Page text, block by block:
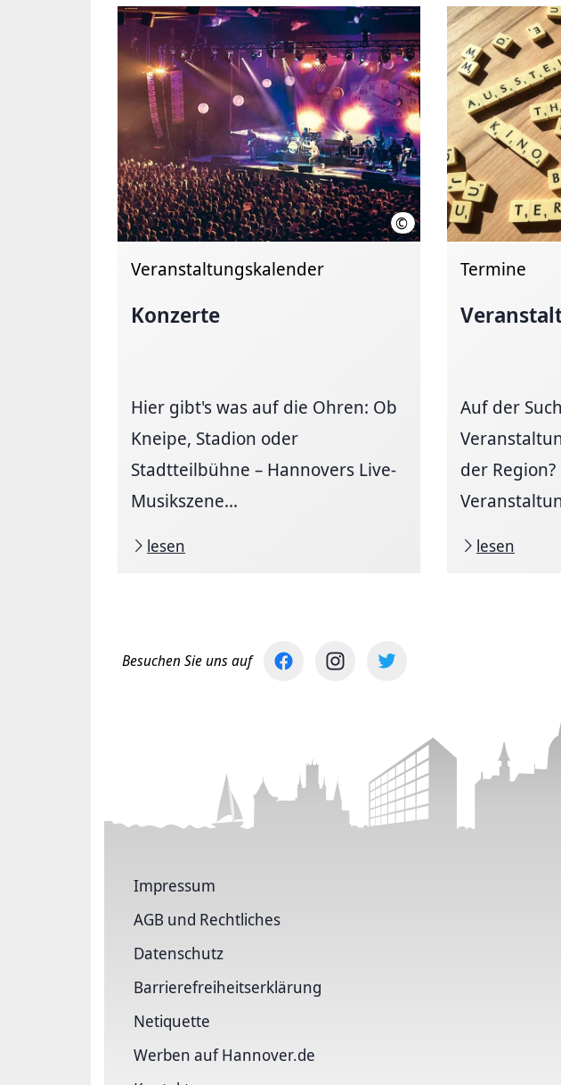
© HMTG
Veranstaltungskalender
Konzerte
Hier gibt's was auf die Ohren: Ob
Kneipe, Stadion oder
Stadtteilbühne – Hannovers Live-
Musikszene...
lesen
Termine
Auf der
der
lesen
Besuchen Sie uns auf
Impressum
AGB und Rechtliches
Datenschutz
Barriere­freiheits­erklärung
Netiquette
Werben auf Hannover.de